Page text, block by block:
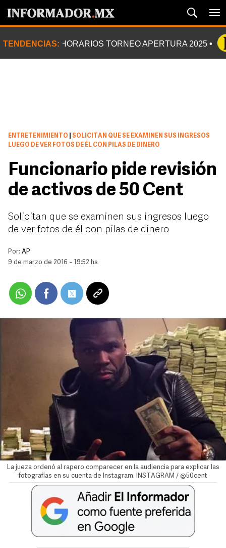
TENDENCIAS: HORARIOS TORNEO APERTURA 2025
ENTRETENIMIENTO
SOLICITAN QUE SE EXAMINEN SUS INGRESOS
LUEGO DE VER FOTOS DE ÉL CON PILAS DE DINERO
Funcionario pide revisión
de activos de 50 Cent
Solicitan que se examinen sus ingresos luego
de ver fotos de él con pilas de dinero
Por: AP
9 de marzo de 2016 - 19:52 hs
La jueza ordenó al rapero comparecer en la audiencia para explicar las
fotografías en su cuenta de Instagram. INSTAGRAM / @50cent